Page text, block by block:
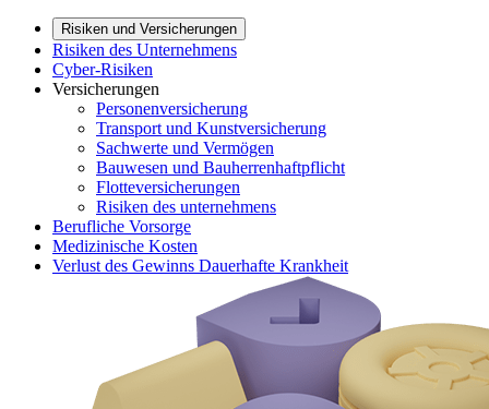
Risiken und Versicherungen
Risiken des Unternehmens
Cyber-Risiken
Versicherungen
Personenversicherung
Transport und Kunstversicherung
Sachwerte und Vermögen
Bauwesen und Bauherrenhaftpflicht
Flotteversicherungen
Risiken des unternehmens
Berufliche Vorsorge
Medizinische Kosten
Verlust des Gewinns Dauerhafte Krankheit